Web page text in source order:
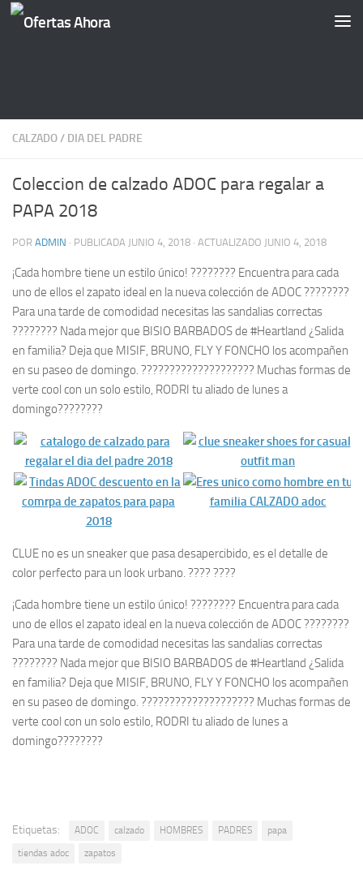
Saltar al contenido
CALZADO/ DIA DEL PADRE
Coleccion de calzado ADOC para regalar a
PAPA 2018
POR ADMIN · PUBLICADA JUNIO 4, 2018 · ACTUALIZADO JUNIO 4, 2018
¡Cada hombre tiene un estilo único! ???????? Encuentra para cada
uno de ellos el zapato ideal en la nueva colección de ADOC ????????
Para una tarde de comodidad necesitas las sandalias correctas
???????? Nada mejor que BISIO BARBADOS de #Heartland ¿Salida
en familia? Deja que MISIF, BRUNO, FLY Y FONCHO los acompañen
en su paseo de domingo. ????‍????‍????‍???????? Muchas formas de
verte cool con un solo estilo, RODRI tu aliado de lunes a
domingo????????
CLUE no es un sneaker que pasa desapercibido, es el detalle de
color perfecto para un look urbano. ???? ????
¡Cada hombre tiene un estilo único! ???????? Encuentra para cada
uno de ellos el zapato ideal en la nueva colección de ADOC ????????
Para una tarde de comodidad necesitas las sandalias correctas
???????? Nada mejor que BISIO BARBADOS de #Heartland ¿Salida
en familia? Deja que MISIF, BRUNO, FLY Y FONCHO los acompañen
en su paseo de domingo. ????‍????‍????‍???????? Muchas formas de
verte cool con un solo estilo, RODRI tu aliado de lunes a
domingo????????
Etiquetas: ADOC calzado HOMBRES PADRES
papa
tiendas adoc
zapatos